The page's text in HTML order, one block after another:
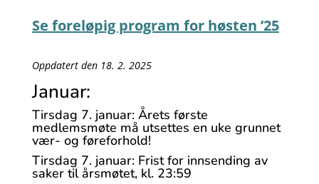
Se foreløpig program for høsten ’25
Oppdatert den 18. 2. 2025
Januar:
Tirsdag 7. januar: Årets første
medlemsmøte må utsettes en uke grunnet
vær- og føreforhold!
Tirsdag 7. januar: Frist for innsending av
saker til årsmøtet, kl. 23:59